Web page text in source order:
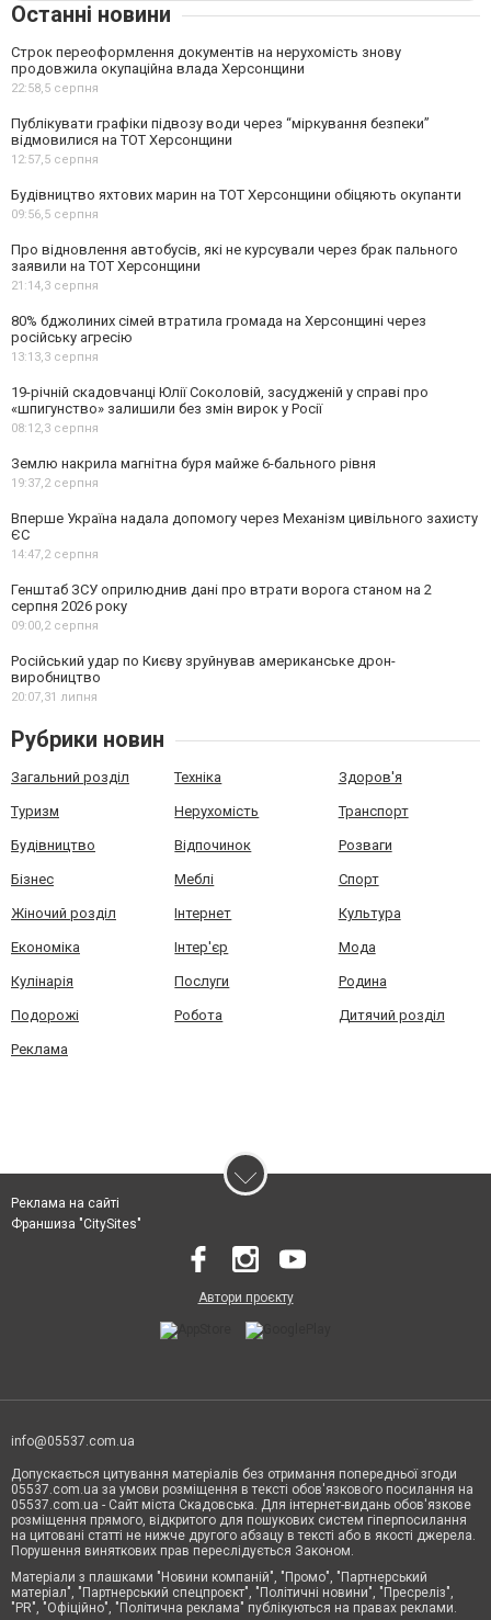
Останні новини
Строк переоформлення документів на нерухомість знову
продовжила окупаційна влада Херсонщини
22:58,5 серпня
Публікувати графіки підвозу води через “міркування безпеки”
відмовилися на ТОТ Херсонщини
12:57,5 серпня
Будівництво яхтових марин на ТОТ Херсонщини обіцяють окупанти
09:56,5 серпня
Про відновлення автобусів, які не курсували через брак пального
заявили на ТОТ Херсонщини
21:14,3 серпня
80% бджолиних сімей втратила громада на Херсонщині через
російську агресію
13:13,3 серпня
19-річній скадовчанці Юлії Соколовій, засудженій у справі про
«шпигунство» залишили без змін вирок у Росії
08:12,3 серпня
Землю накрила магнітна буря майже 6-бального рівня
19:37,2 серпня
Вперше Україна надала допомогу через Механізм цивільного захисту
ЄС
14:47,2 серпня
Генштаб ЗСУ оприлюднив дані про втрати ворога станом на 2
серпня 2026 року
09:00,2 серпня
Російський удар по Києву зруйнував американське дрон-
виробництво
20:07,31 липня
Рубрики новин
Загальний розділ Техніка Здоров'я
Туризм Нерухомість Транспорт
Будівництво Відпочинок Розваги
Бізнес Меблі Спорт
Жіночий розділ Інтернет Культура
Економіка Інтер'єр Мода
Кулінарія Послуги Родина
Подорожі Робота Дитячий розділ
Реклама
Реклама на сайті
Франшиза "CitySites"
Автори проєкту
info@05537.com.ua
Допускається цитування матеріалів без отримання попередньої згоди
05537.com.ua за умови розміщення в тексті обов'язкового посилання на
05537.com.ua - Сайт міста Скадовська. Для інтернет-видань обов'язкове
розміщення прямого, відкритого для пошукових систем гіперпосилання
на цитовані статті не нижче другого абзацу в тексті або в якості джерела.
Порушення виняткових прав переслідується Законом.
Матеріали з плашками "Новини компаній", "Промо", "Партнерський
матеріал", "Партнерський спецпроєкт", "Політичні новини", "Пресреліз",
"PR", "Офіційно", "Політична реклама" публікуються на правах реклами.